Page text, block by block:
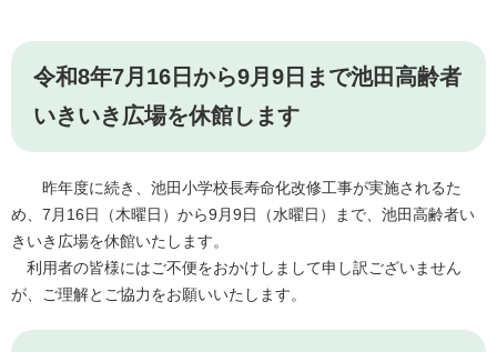
令和8年7月16日から9月9日まで池田高齢者
いきいき広場を休館します
昨年度に続き、池田小学校長寿命化改修工事が実施されるた
め、7月16日（木曜日）から9月9日（水曜日）まで、池田高齢者い
きいき広場を休館いたします。
利用者の皆様にはご不便をおかけしまして申し訳ございません
が、ご理解とご協力をお願いいたします。